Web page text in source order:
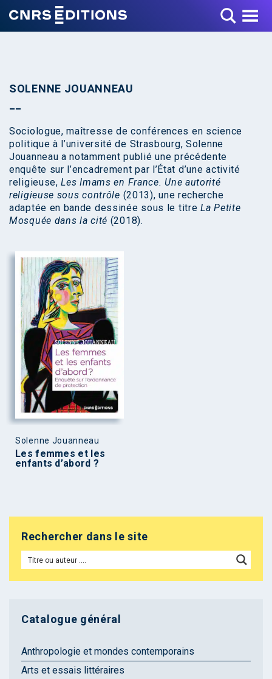
Toggle Menu
SOLENNE JOUANNEAU
Sociologue, maîtresse de conférences en science
politique à l’université de Strasbourg, Solenne
Jouanneau a notamment publié une précédente
enquête sur l’encadrement par l’État d’une activité
religieuse,Les Imams en France. Une autorité
religieuse sous contrôle (2013), une recherche
adaptée en bande dessinée sous le titreLa Petite
Mosquée dans la cité (2018).
Solenne Jouanneau
Les femmes et les
enfants d’abord ?
Rechercher dans le site
Catalogue général
Anthropologie et mondes contemporains
Arts et essais littéraires